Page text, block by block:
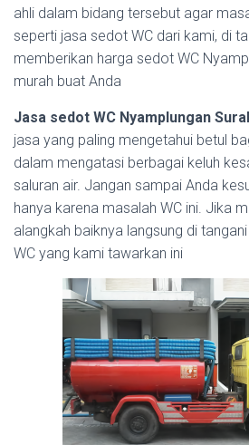
ahli dalam bidang tersebut agar
seperti jasa sedot WC dari kami, di
memberikan harga sedot WC
murah buat Anda
Jasa sedot WC Nyamplungan
jasa yang paling mengetahui betul
dalam mengatasi berbagai keluh
saluran air. Jangan sampai Anda
hanya karena masalah WC ini. Jika
alangkah baiknya langsung di
WC yang kami tawarkan ini